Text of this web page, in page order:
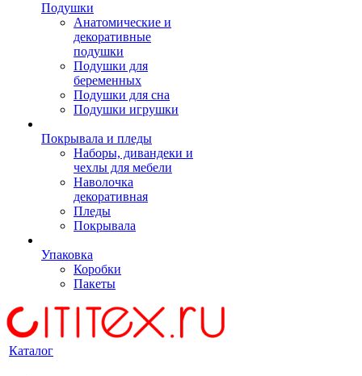
Подушки
Анатомические и
декоративные
подушки
Подушки для
беременных
Подушки для сна
Подушки игрушки
Покрывала и пледы
Наборы, дивандеки и
чехлы для мебели
Наволочка
декоративная
Пледы
Покрывала
Упаковка
Коробки
Пакеты
Каталог